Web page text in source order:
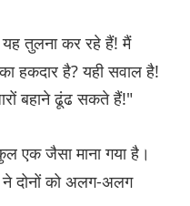
तुलना कर रहे हैं! मैं
हकदार है? यही सवाल है!
बहाने ढूंढ सकते हैं!"
एक जैसा माना गया है।
ने दोनों को अलग-अलग